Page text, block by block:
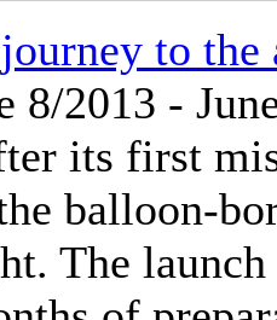
to the
8/2013 -
its first
balloon-
The